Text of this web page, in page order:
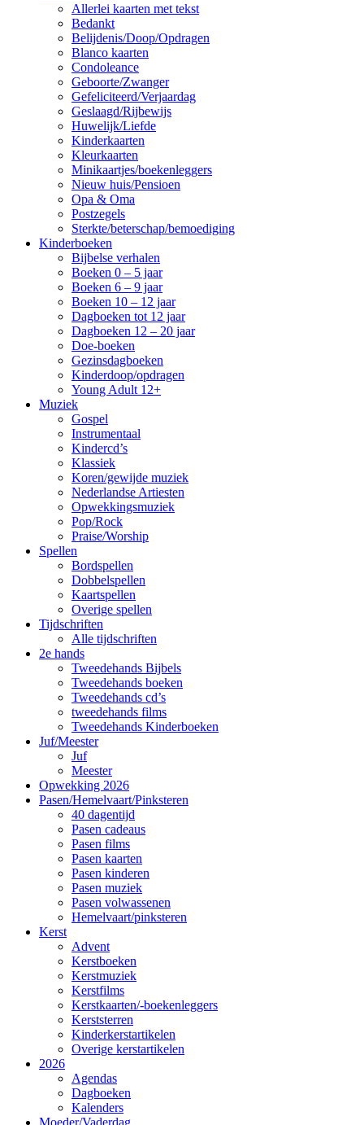
Allerlei kaarten met tekst
Bedankt
Belijdenis/Doop/Opdragen
Blanco kaarten
Condoleance
Geboorte/Zwanger
Gefeliciteerd/Verjaardag
Geslaagd/Rijbewijs
Huwelijk/Liefde
Kinderkaarten
Kleurkaarten
Minikaartjes/boekenleggers
Nieuw huis/Pensioen
Opa & Oma
Postzegels
Sterkte/beterschap/bemoediging
Kinderboeken
Bijbelse verhalen
Boeken 0 – 5 jaar
Boeken 6 – 9 jaar
Boeken 10 – 12 jaar
Dagboeken tot 12 jaar
Dagboeken 12 – 20 jaar
Doe-boeken
Gezinsdagboeken
Kinderdoop/opdragen
Young Adult 12+
Muziek
Gospel
Instrumentaal
Kindercd’s
Klassiek
Koren/gewijde muziek
Nederlandse Artiesten
Opwekkingsmuziek
Pop/Rock
Praise/Worship
Spellen
Bordspellen
Dobbelspellen
Kaartspellen
Overige spellen
Tijdschriften
Alle tijdschriften
2e hands
Tweedehands Bijbels
Tweedehands boeken
Tweedehands cd’s
tweedehands films
Tweedehands Kinderboeken
Juf/Meester
Juf
Meester
Opwekking 2026
Pasen/Hemelvaart/Pinksteren
40 dagentijd
Pasen cadeaus
Pasen films
Pasen kaarten
Pasen kinderen
Pasen muziek
Pasen volwassenen
Hemelvaart/pinksteren
Kerst
Advent
Kerstboeken
Kerstmuziek
Kerstfilms
Kerstkaarten/-boekenleggers
Kerststerren
Kinderkerstartikelen
Overige kerstartikelen
2026
Agendas
Dagboeken
Kalenders
Moeder/Vaderdag